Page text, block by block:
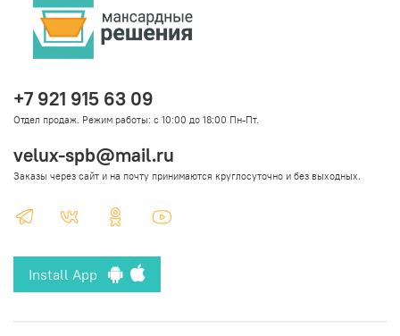
Install App
+7 921 915 63 09
Отдел продаж. Режим работы: с 10:00 до 18:00 Пн-Пт.
velux-spb@mail.ru
Заказы через сайт и на почту принимаются круглосуточно и без выходных.